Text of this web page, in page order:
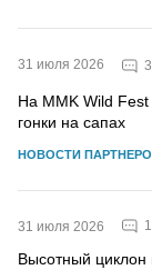
31 июля 2026 3
На MMK Wild Fest
гонки на сапах
НОВОСТИ
31 июля 2026 1
Высотный циклон